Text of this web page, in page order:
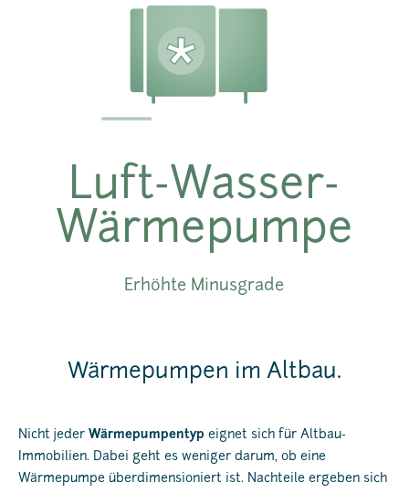
Luft-Wasser-
Wärmepumpe
Erhöhte Minusgrade
Wärmepumpen im Altbau.
Nicht jeder Wärmepumpentyp eignet sich für Altbau-
Immobilien. Dabei geht es weniger darum, ob eine
Wärmepumpe überdimensioniert ist. Nachteile ergeben sich